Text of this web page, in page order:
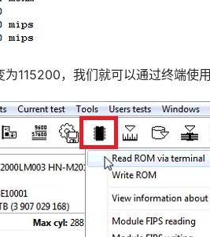
115200，我们就可以通过终端使